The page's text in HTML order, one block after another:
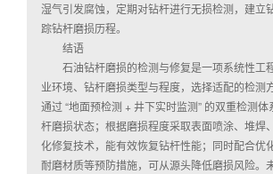
湿气引发腐蚀，定期对钻杆进行无损检测，建立
踪钻杆磨损历程。
结语
石油钻杆磨损的检测与修复是一项系统性工
业环境、钻杆磨损类型与程度，选择适配的检测
通过 “地面预检测 + 井下实时监测” 的双重检测
杆磨损状态；根据磨损程度采取表面喷涂、堆焊
化修复技术，能有效恢复钻杆性能；同时配合优
耐磨材质等预防措施，可从源头降低磨损风险。